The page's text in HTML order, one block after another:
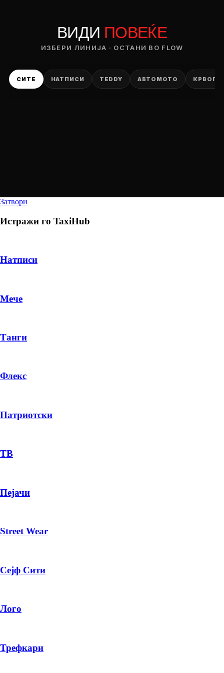
ВИДИ ПОВЕЌЕ
ИЗБЕРИ ЛИНИЈА · ОСТАНИ ВО FLOW
СИТЕ НАТПИСИ TEDDY АВТОМОТО
PRODUCT
ПЛАТИ ПРИ ДОСТАВА ВО КЕШ
Затвори
Истражи го TaxiHub
Натписи
Мече
Танги
Флекс
Патриотски
ТВ
Пејачи
Street Wear
Сејф Сити
Лого
Трефкари